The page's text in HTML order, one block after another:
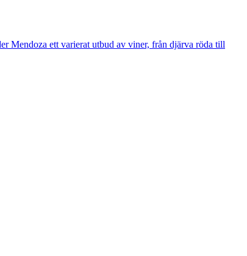
Mendoza ett varierat utbud av viner, från djärva röda till